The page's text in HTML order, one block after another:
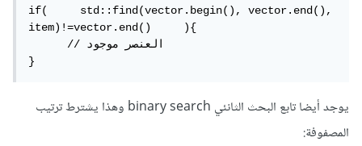
if(	std::find(vector.begin(), vector.end(),
item)!=vector.end()	){
      // العنصر موجود
}
يوجد أيضا تابع البحث الثانئي binary search وهذا يشترط ترتيب
المصفوفة: